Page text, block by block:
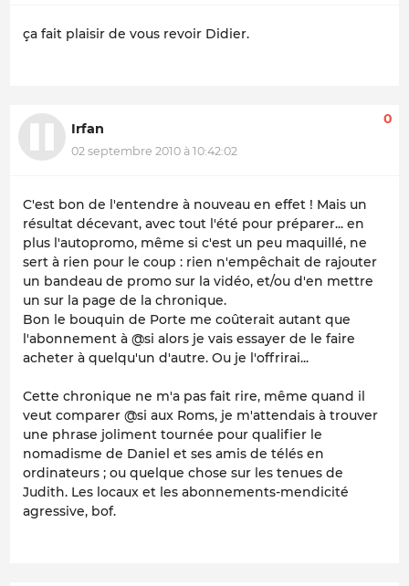
ça fait plaisir de vous revoir Didier.
Irfan
02 septembre 2010 à 10:42:02
0
C'est bon de l'entendre à nouveau en effet ! Mais un
résultat décevant, avec tout l'été pour préparer... en
plus l'autopromo, même si c'est un peu maquillé, ne
sert à rien pour le coup : rien n'empêchait de rajouter
un bandeau de promo sur la vidéo, et/ou d'en mettre
un sur la page de la chronique.
Bon le bouquin de Porte me coûterait autant que
l'abonnement à @si alors je vais essayer de le faire
acheter à quelqu'un d'autre. Ou je l'offrirai...
Cette chronique ne m'a pas fait rire, même quand il
veut comparer @si aux Roms, je m'attendais à trouver
une phrase joliment tournée pour qualifier le
nomadisme de Daniel et ses amis de télés en
ordinateurs ; ou quelque chose sur les tenues de
Judith. Les locaux et les abonnements-mendicité
agressive, bof.